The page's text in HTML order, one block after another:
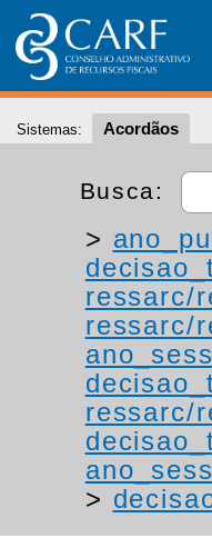
Sistemas: Acordãos
Busca:
>
ressarc/
ressarc/
ressarc/
>